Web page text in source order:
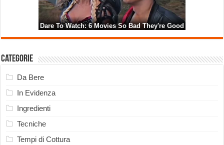
Categorie
Da Bere
In Evidenza
Ingredienti
Tecniche
Tempi di Cottura